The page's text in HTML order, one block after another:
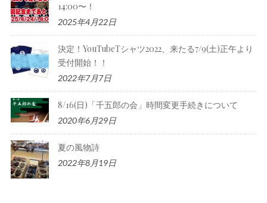
14:00〜！
2025年4月22日
決定！YouTubeTシャツ2022、来たる7/9(土)正午より
受付開始！！
2022年7月7日
8/16(日)「千五郎の会」時間変更手続きについて
2020年6月29日
夏の風物詩
2022年8月19日